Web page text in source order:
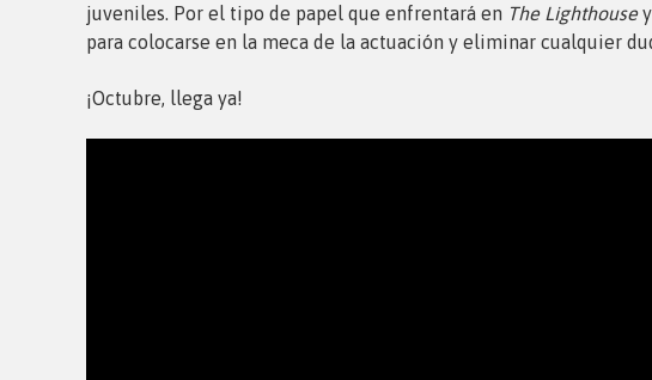
juveniles. Por el tipo de papel que enfrentará en The Lighthousey
para colocarse en la meca de la actuación y eliminar cualquier
¡Octubre, llega ya!